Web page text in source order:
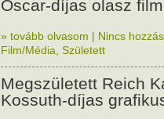
Oscar-díjas olasz
» tovább olvasom | Nincs
Film/Média Született
Megszületett Reich
Kossuth-díjas